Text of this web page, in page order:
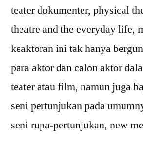
teater dokumenter, physical
theatre and the everyday life,
keaktoran ini tak hanya
para aktor dan calon aktor
teater atau film, namun juga
seni pertunjukan pada
seni rupa-pertunjukan, new